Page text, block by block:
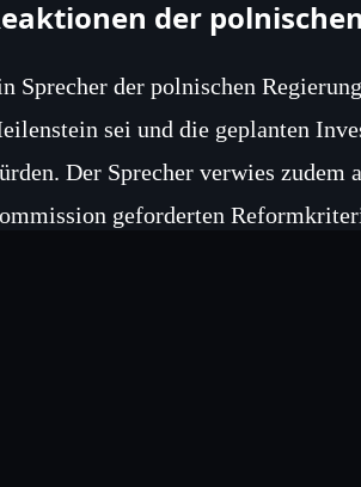
der
Sprecher der polnischen
sei und die geplanten
Der Sprecher verwies zudem
geforderten